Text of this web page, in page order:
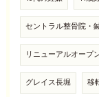
セントラル整骨院・
リニューアルオープ
グレイス長堀 移